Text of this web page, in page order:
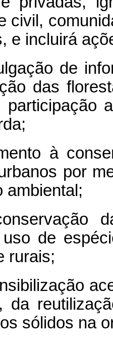
civil,
e incluirá
de
das
participação
à
por
ambiental;
de
rurais;
da
sólidos na